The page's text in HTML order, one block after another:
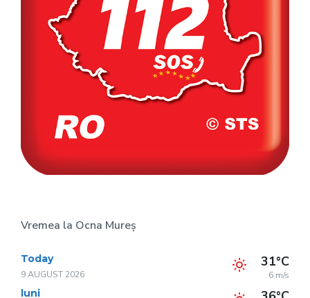
Vremea la Ocna Mureș
Today
9 AUGUST 2026
31°C
6 m/s
luni